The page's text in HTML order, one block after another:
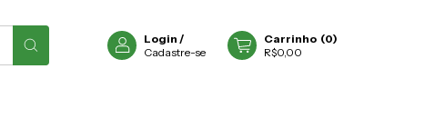
Login /
Cadastre-se
Carrinho (0)
R$0,00